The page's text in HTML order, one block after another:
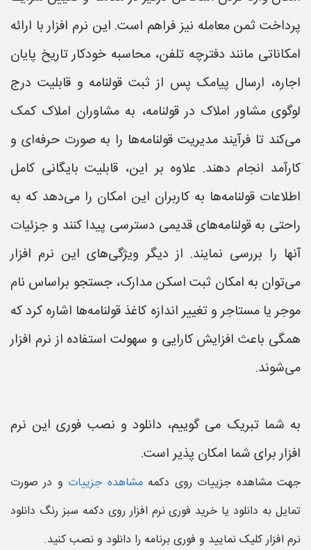
پرداخت ثمن معامله نیز فراهم است. این نرم افزار با ارائه
امکاناتی مانند دفترچه تلفن، محاسبه خودکار تاریخ پایان
اجاره، ارسال پیامک پس از ثبت قولنامه و قابلیت درج
لوگوی مشاور املاک در قولنامه، به مشاوران املاک کمک
می‌کند تا فرآیند مدیریت قولنامه‌ها را به صورت حرفه‌ای و
کارآمد انجام دهند. علاوه بر این، قابلیت بایگانی کامل
اطلاعات قولنامه‌ها به کاربران این امکان را می‌دهد که به
راحتی به قولنامه‌های قدیمی دسترسی پیدا کنند و جزئیات
آنها را بررسی نمایند. از دیگر ویژگی‌های این نرم افزار
می‌توان به امکان ثبت اسکن مدارک، جستجو براساس نام
موجر یا مستاجر و تغییر اندازه کاغذ قولنامه‌ها اشاره کرد که
همگی باعث افزایش کارایی و سهولت استفاده از نرم افزار
می‌شوند.
به شما تبریک می گوییم، دانلود و نصب فوری این نرم
افزار برای شما امکان پذیر است.
جهت مشاهده جزییات روی دکمهمشاهده جزییات و در صورت
تمایل به دانلود یا خرید فوری نرم افزار روی دکمه سبز رنگ دانلود
نرم افزار کلیک نمایید و فوری برنامه را دانلود و نصب کنید.